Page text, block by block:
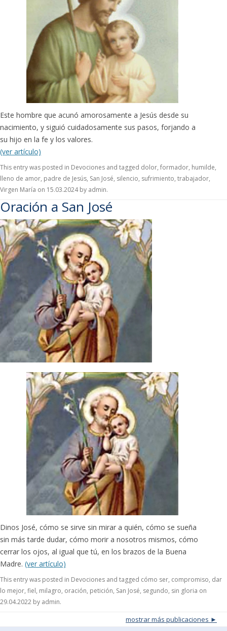
Este hombre que acunó amorosamente a Jesús desde su
nacimiento, y siguió cuidadosamente sus pasos, forjando a
su hijo en la fe y los valores.
(ver artículo)
This entry was posted in Devociones and tagged dolor, formador, humilde,
lleno de amor, padre de Jesús, San José, silencio, sufrimiento, trabajador,
Virgen María on 15.03.2024by admin.
Oración a San José
Dinos José, cómo se sirve sin mirar a quién, cómo se sueña
sin más tarde dudar, cómo morir a nosotros mismos, cómo
cerrar los ojos, al igual que tú, en los brazos de la Buena
Madre. (ver artículo)
This entry was posted in Devociones and tagged cómo ser, compromiso, dar
lo mejor, fiel, milagro, oración, petición, San José, segundo, sin gloria on
29.04.2022 by admin.
mostrar más publicaciones